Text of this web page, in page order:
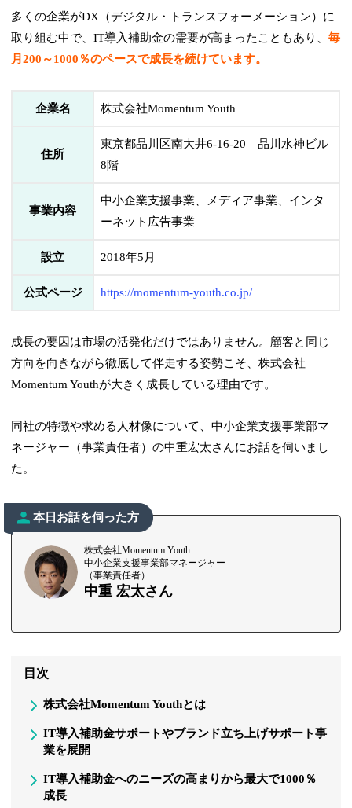
多くの企業がDX（デジタル・トランスフォーメーション）に
取り組む中で、IT導入補助金の需要が高まったこともあり、毎
月200～1000％のペースで成長を続けています。
企業名 株式会社Momentum Youth
住所
東京都品川区南大井6-16-20 品川水神ビル
8階
事業内容
中小企業支援事業、メディア事業、インタ
ーネット広告事業
設立 2018年5月
公式ページ https://momentum-youth.co.jp/
成長の要因は市場の活発化だけではありません。顧客と同じ
方向を向きながら徹底して伴走する姿勢こそ、株式会社
Momentum Youthが大きく成長している理由です。
同社の特徴や求める人材像について、中小企業支援事業部マ
ネージャー（事業責任者）の中重宏太さんにお話を伺いまし
た。
本日お話を伺った方
株式会社Momentum Youth
中小企業支援事業部マネージャー
（事業責任者）
中重 宏太さん
目次
株式会社Momentum Youthとは
IT導入補助金サポートやブランド立ち上げサポート事
業を展開
IT導入補助金へのニーズの高まりから最大で1000％
成長